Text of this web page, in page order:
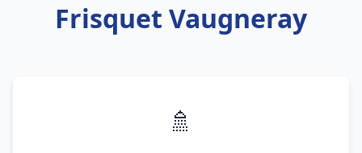
Frisquet Vaugneray
🚿